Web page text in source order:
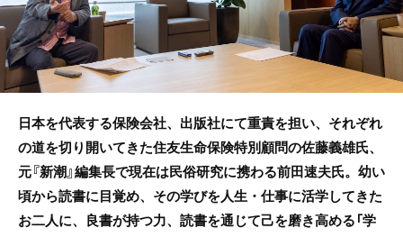
日本を代表する保険会社、出版社にて重責を担い、それぞれ
の道を切り開いてきた住友生命保険特別顧問の佐藤義雄氏、
元『新潮』編集長で現在は民俗研究に携わる前田速夫氏。幼い
頃から読書に目覚め、その学びを人生・仕事に活学してきた
お二人に、良書が持つ力、読書を通じて己を磨き高める「学